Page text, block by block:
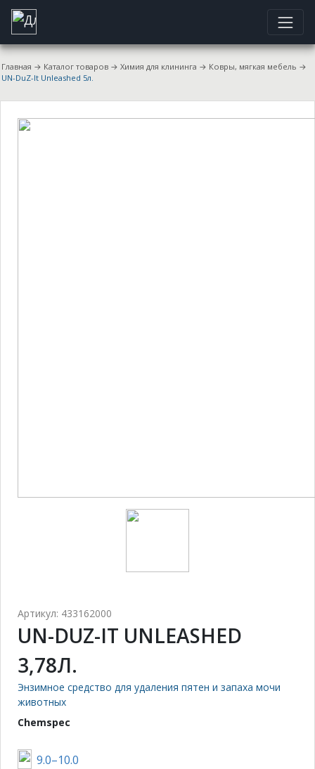
Главная → Каталог товаров → Химия для клининга → Ковры, мягкая мебель →
UN-DuZ-It Unleashed 5л.
Артикул: 433162000
UN-DUZ-IT UNLEASHED
3,78Л.
Энзимное средство для удаления пятен и запаха мочи
животных
Chemspec
9.0–10.0